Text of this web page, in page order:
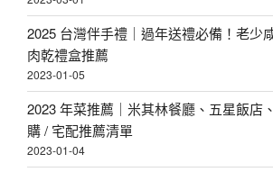
2025 台灣伴手禮｜過年送禮必備！老少
肉乾禮盒推薦
2023-01-05
2023 年菜推薦｜米其林餐廳、五星飯店
購 / 宅配推薦清單
2023-01-04